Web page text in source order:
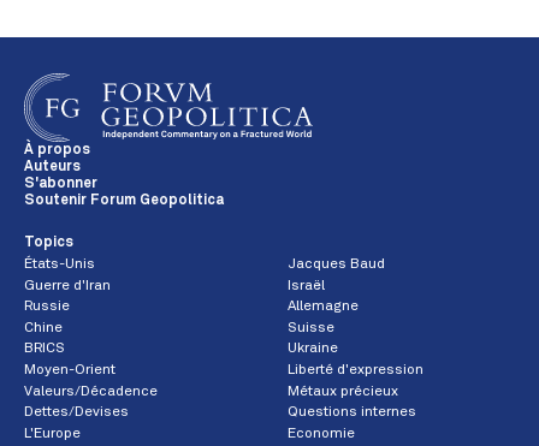
À propos
Auteurs
S'abonner
Soutenir Forum Geopolitica
Topics
États-Unis
Jacques Baud
Guerre d'Iran
Israël
Russie
Allemagne
Chine
Suisse
BRICS
Ukraine
Moyen-Orient
Liberté d'expression
Valeurs/Décadence
Métaux précieux
Dettes/Devises
Questions internes
L'Europe
Economie